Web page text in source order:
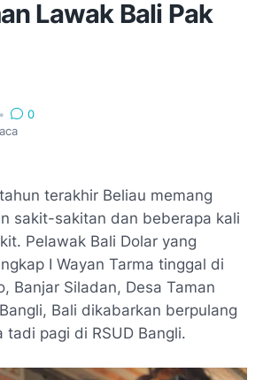
Lawak Bali Pak
•
0
terakhir Beliau memang
sakit-sakitan dan beberapa kali
Pelawak Bali Dolar yang
I Wayan Tarma tinggal di
Banjar Siladan, Desa Taman
Bali dikabarkan berpulang
tadi pagi di RSUD Bangli.